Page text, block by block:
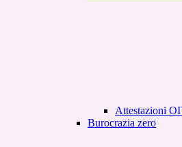
Attestazioni
Burocrazia zero